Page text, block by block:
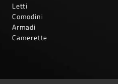
Letti
Comodini
Armadi
Camerette